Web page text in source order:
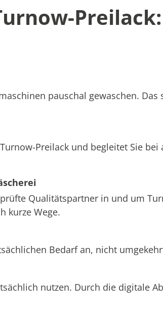
pauschal gewaschen.
Preilack und begleitet Sie
Qualitätspartner in und um
kurze Wege.
Bedarf an, nicht
nutzen. Durch die digitale